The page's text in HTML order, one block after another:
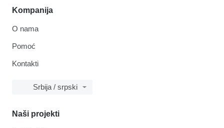
Kompanija
O nama
Pomoć
Kontakti
Srbija / srpski
Naši projekti